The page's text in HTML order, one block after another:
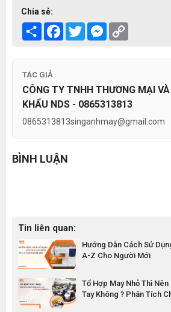
Chia sẻ:
Share Facebook
TwitterMessenger
TÁC GIẢ
CÔNG TY TNHH THƯƠNG MẠI
KHẨU NDS - 0865313813
0865313813singanhmay@gmail.com
BÌNH LUẬN
Tin liên quan:
Hướng Dẫn Cách Sử
A-Z Cho Người Mới
Tổ Hợp May Nhỏ Thì Nên
Tay Không ? Phân Tích